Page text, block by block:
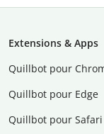
Extensions & Apps
Quillbot pour
Quillbot pour Edge
Quillbot pour Safari